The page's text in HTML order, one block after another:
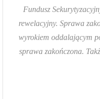
Fundusz
rewelacyjny. Sprawa
wyrokiem oddalającym
sprawa zakończona.